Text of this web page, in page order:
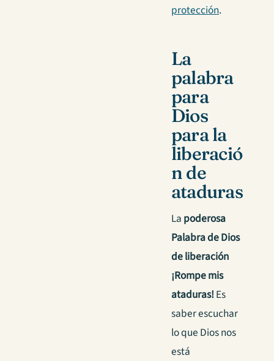
protección.
La
palabra
para
Dios
para la
liberació
n de
ataduras
La poderosa
Palabra de Dios
de liberación
¡Rompe mis
ataduras!Es
saber escuchar
lo que Dios nos
está